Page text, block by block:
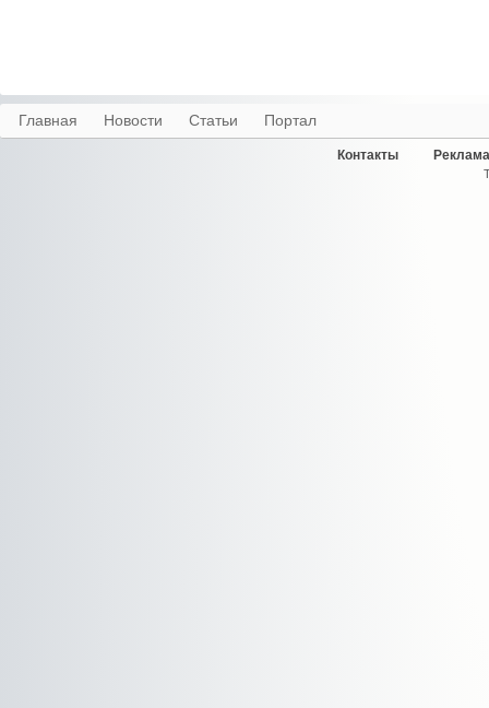
Главная Новости Статьи Портал
Контакты